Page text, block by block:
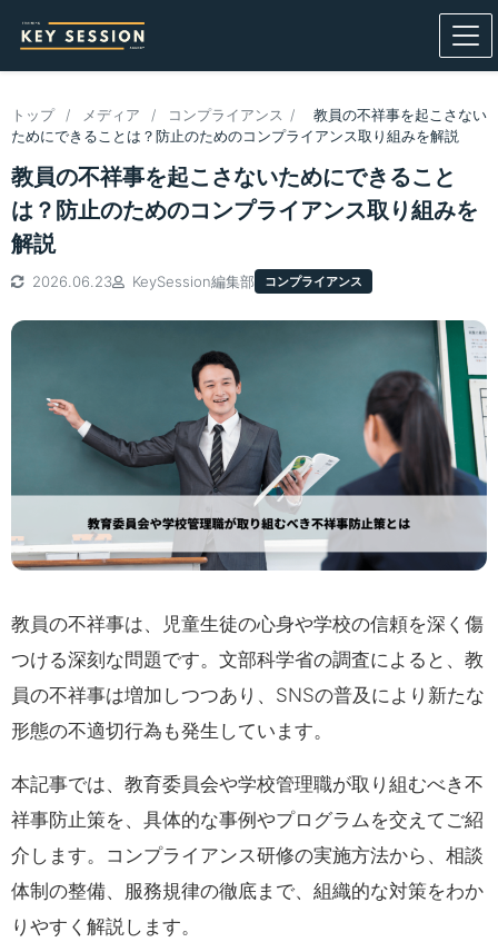
トップ / メディア / コンプライアンス /
教員の不祥事を起こさない
ためにできることは？防止のためのコンプライアンス取り組みを解説
教員の不祥事を起こさないためにできること
は？防止のためのコンプライアンス取り組みを
解説
2026.06.23 KeySession編集部 コンプライアンス
教員の不祥事は、児童生徒の心身や学校の信頼を深く傷
つける深刻な問題です。文部科学省の調査によると、教
員の不祥事は増加しつつあり、SNSの普及により新たな
形態の不適切行為も発生しています。
本記事では、教育委員会や学校管理職が取り組むべき不
祥事防止策を、具体的な事例やプログラムを交えてご紹
介します。コンプライアンス研修の実施方法から、相談
体制の整備、服務規律の徹底まで、組織的な対策をわか
りやすく解説します。